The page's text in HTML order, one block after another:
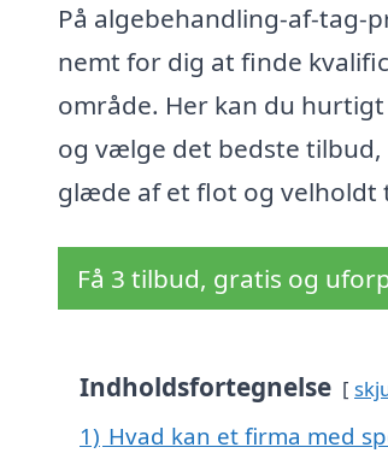
På algebehandling-af-tag-
nemt for dig at finde
område. Her kan du
og vælge det bedste tilbud,
glæde af et flot og velholdt
Få 3 tilbud, gratis og
Indholdsfortegnelse
1) Hvad kan et firma med